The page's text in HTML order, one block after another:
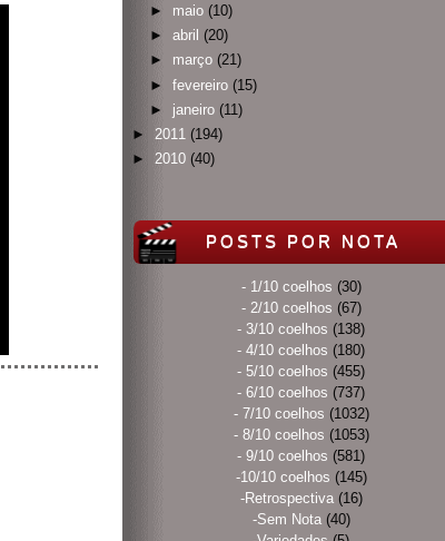
► maio (10)
► abril (20)
► março (21)
► fevereiro (15)
► janeiro (11)
► 2011 (194)
► 2010 (40)
POSTS POR NOTA
- 1/10 coelhos (30)
- 2/10 coelhos (67)
- 3/10 coelhos (138)
- 4/10 coelhos (180)
- 5/10 coelhos (455)
- 6/10 coelhos (737)
- 7/10 coelhos (1032)
- 8/10 coelhos (1053)
- 9/10 coelhos (581)
-10/10 coelhos (145)
-Retrospectiva (16)
-Sem Nota (40)